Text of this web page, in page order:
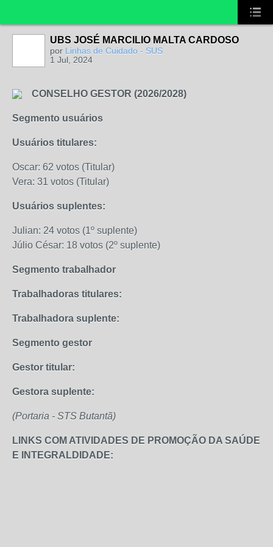
UBS JOSÉ MARCILIO MALTA CARDOSO
por Linhas de Cuidado - SUS
1 Jul, 2024
CONSELHO GESTOR (2026/2028)
Segmento usuários
Usuários titulares:
Oscar: 62 votos (Titular)
Vera: 31 votos (Titular)
Usuários suplentes:
Julian: 24 votos (1º suplente)
Júlio César: 18 votos (2º suplente)
Segmento trabalhador
Trabalhadoras titulares:
Trabalhadora suplente:
Segmento gestor
Gestor titular:
Gestora suplente:
(Portaria - STS Butantã)
LINKS COM ATIVIDADES DE PROMOÇÃO DA SAÚDE
E INTEGRALDIDADE: